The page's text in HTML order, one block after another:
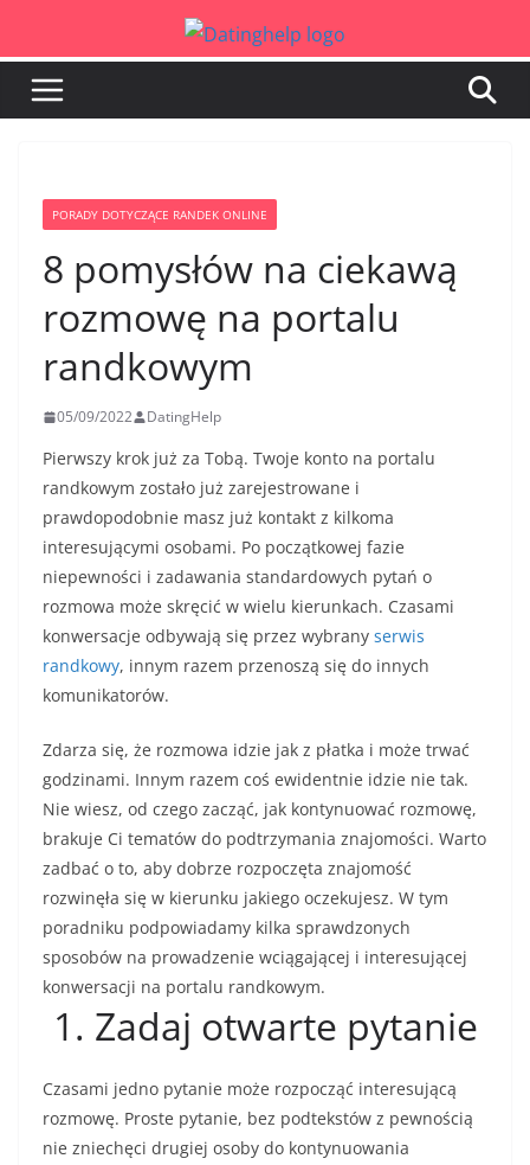
treści
PORADY DOTYCZĄCE RANDEK ONLINE
8 pomysłów na ciekawą
rozmowę na portalu
randkowym
05/09/2022 DatingHelp
Pierwszy krok już za Tobą. Twoje konto na portalu
randkowym zostało już zarejestrowane i
prawdopodobnie masz już kontakt z kilkoma
interesującymi osobami. Po początkowej fazie
niepewności i zadawania standardowych pytań o
rozmowa może skręcić w wielu kierunkach. Czasami
konwersacje odbywają się przez wybrany serwis
randkowy, innym razem przenoszą się do innych
komunikatorów.
Zdarza się, że rozmowa idzie jak z płatka i może trwać
godzinami. Innym razem coś ewidentnie idzie nie tak.
Nie wiesz, od czego zacząć, jak kontynuować rozmowę,
brakuje Ci tematów do podtrzymania znajomości. Warto
zadbać o to, aby dobrze rozpoczęta znajomość
rozwinęła się w kierunku jakiego oczekujesz. W tym
poradniku podpowiadamy kilka sprawdzonych
sposobów na prowadzenie wciągającej i interesującej
konwersacji na portalu randkowym.
1. Zadaj otwarte pytanie
Czasami jedno pytanie może rozpocząć interesującą
rozmowę. Proste pytanie, bez podtekstów z pewnością
nie zniechęci drugiej osoby do kontynuowania